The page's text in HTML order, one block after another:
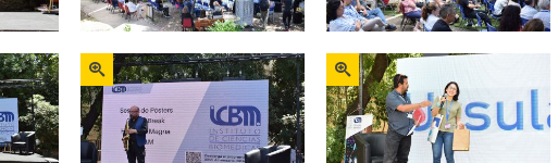
Zoom Zoom